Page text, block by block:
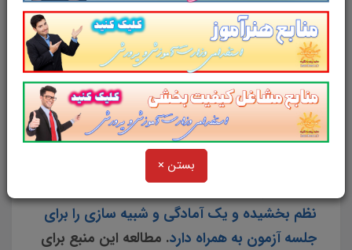
بستن ×
دادگستریشامل46سوال تستی در26صفحهبا
پاسخ تشریحیدر قالب فایلpdf. بهترین منبع
برای آزمون های استخدامی می باشد.مجموعه
سوالات تستیقانون کیفیت اخذ پروانه وکالت
دادگستریمصوب سال 1376
مطالب خوانده شده
داوطلبین آزمون استخدامی را نظم بخشیده و
منسجم می سازد. این مجموعه
داوطلب را سبب می شود و آگاهی های وی را
نظم بخشیده و یک آمادگی و شبیه سازی را برای
جلسه آزمون به همراه دارد. مطالعه این منبع برای